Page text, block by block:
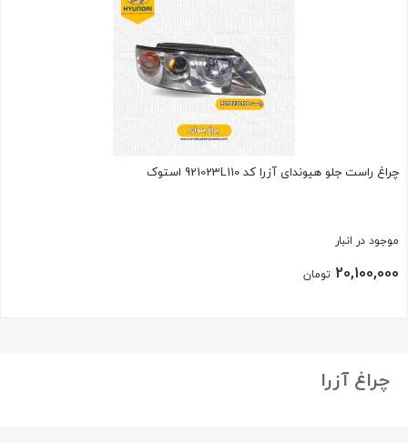
چراغ راست جلو هیوندای آزرا کد 921023L110 استوک
موجود در انبار
20,100,000 تومان
چراغ آزرا